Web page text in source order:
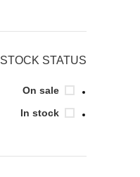
STOCK STATUS
On sale
In stock